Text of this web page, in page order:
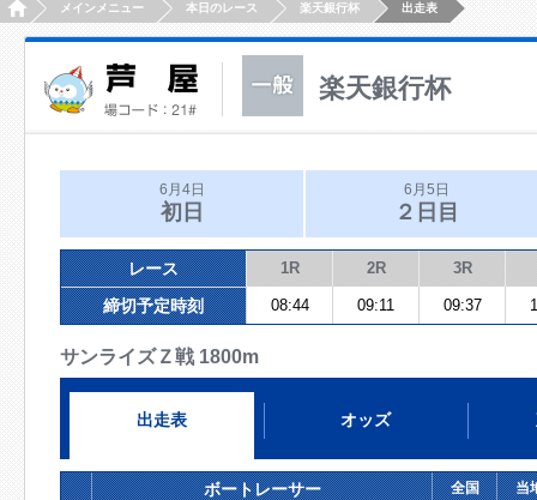
HOMEメインメニュー 本日のレース 楽天銀行杯 出走表
楽天銀行杯
6月4日
初日
6月5日
２日目
レース 1R 2R 3R
締切予定時刻 08:44 09:11 09:37
サンライズＺ戦 1800m
出走表 オッズ
ボートレーサー 全国 当